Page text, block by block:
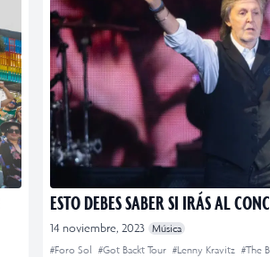
ESTO DEBES SABER SI IRÁS AL
14 noviembre, 2023 Música
#Foro Sol #Got Backt Tour #Lenny Kravitz #The